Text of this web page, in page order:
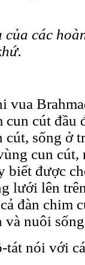
của các
vua
cun cút đầu
cút, sống ở
cun cút,
biết được
lưới lên
đàn chim
và nuôi
tát nói với